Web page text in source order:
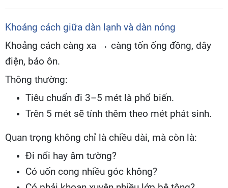
Khoảng cách giữa dàn lạnh và dàn nóng
Khoảng cách càng xa → càng tốn ống đồng, dây
điện, bảo ôn.
Thông thường:
Tiêu chuẩn đi 3–5 mét là phổ biến.
Trên 5 mét sẽ tính thêm theo mét phát sinh.
Quan trọng không chỉ là chiều dài, mà còn là:
Đi nổi hay âm tường?
Có uốn cong nhiều góc không?